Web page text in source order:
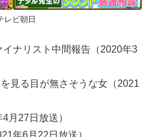
レビ朝日
ナリスト中間報告（2020年3
見る目が無さそうな女（2021
月27日放送）
年6月22日放送）